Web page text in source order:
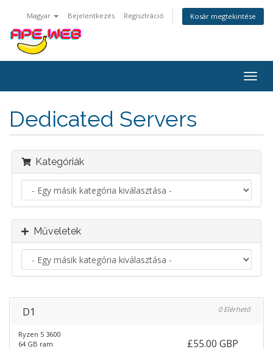
Magyar Bejelentkezés Regisztráció Kosár megtekintése
a
Dedicated Servers
Kategóriák
Műveletek
D1 0 Elérhető
Ryzen 5 3600
64 GB ram
£55.00 GBP